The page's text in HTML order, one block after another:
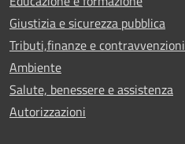
Giustizia e sicurezza pubblica
Tributi,finanze e contravvenzioni
Ambiente
Salute, benessere e assistenza
Autorizzazioni